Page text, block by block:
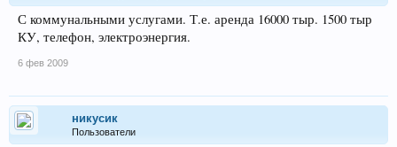
С коммунальными услугами. Т.е. аренда 16000 тыр. 1500 тыр
КУ, телефон, электроэнергия.
6 фев 2009
никусик
Пользователи